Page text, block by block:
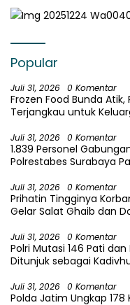
Popular
Juli 31, 2026 0 Komentar
Frozen Food Bunda
Terjangkau untuk
Juli 31, 2026 0 Komentar
1.839 Personel
Polrestabes Surabaya
Juli 31, 2026 0 Komentar
Prihatin Tingginya
Gelar Salat Ghaib dan
Juli 31, 2026 0 Komentar
Polri Mutasi 146 Pati
Ditunjuk sebagai
Juli 31, 2026 0 Komentar
Polda Jatim Ungkap